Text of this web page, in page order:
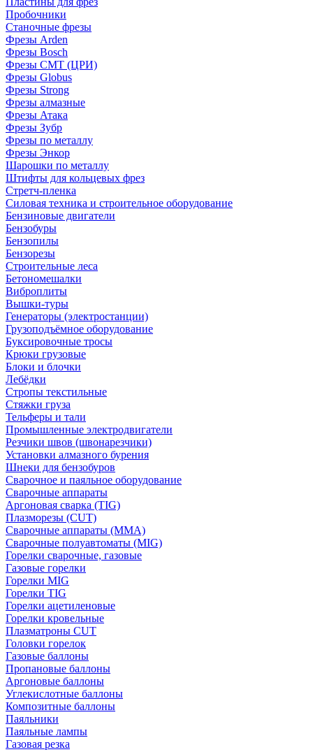
Пробочники
Станочные фрезы
Фрезы Arden
Фрезы Bosch
Фрезы CMT (ЦРИ)
Фрезы Globus
Фрезы Strong
Фрезы алмазные
Фрезы Атака
Фрезы Зубр
Фрезы по металлу
Фрезы Энкор
Шарошки по металлу
Штифты для кольцевых фрез
Стретч-пленка
Силовая техника и строительное оборудование
Бензиновые двигатели
Бензобуры
Бензопилы
Бензорезы
Строительные леса
Бетономешалки
Виброплиты
Вышки-туры
Генераторы (электростанции)
Грузоподъёмное оборудование
Буксировочные тросы
Крюки грузовые
Блоки и блочки
Лебёдки
Стропы текстильные
Стяжки груза
Тельферы и тали
Промышленные электродвигатели
Резчики швов (швонарезчики)
Установки алмазного бурения
Шнеки для бензобуров
Сварочное и паяльное оборудование
Сварочные аппараты
Аргоновая сварка (TIG)
Плазморезы (CUT)
Сварочные аппараты (MMA)
Сварочные полуавтоматы (MIG)
Горелки сварочные, газовые
Газовые горелки
Горелки MIG
Горелки TIG
Горелки ацетиленовые
Горелки кровельные
Плазматроны CUT
Головки горелок
Газовые баллоны
Пропановые баллоны
Аргоновые баллоны
Углекислотные баллоны
Композитные баллоны
Паяльники
Паяльные лампы
Газовая резка